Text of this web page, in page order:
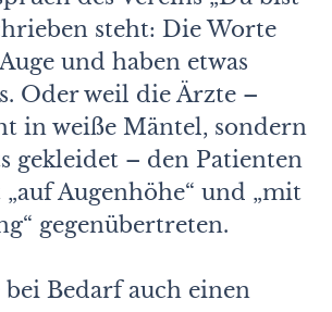
steht: Die Worte
und haben etwas
Oder weil die Ärzte –
in weiße Mäntel, sondern
gekleidet – den Patienten
„auf Augenhöhe“ und „mit
gegenübertreten.
Bedarf auch einen